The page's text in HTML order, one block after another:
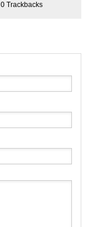
0 Trackbacks